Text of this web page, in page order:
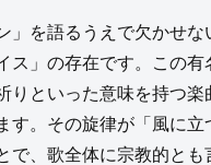
」を語るうえで欠かせな
ス」の存在です。この有
りといった意味を持つ楽
す。その旋律が「風に立
で、歌全体に宗教的とも